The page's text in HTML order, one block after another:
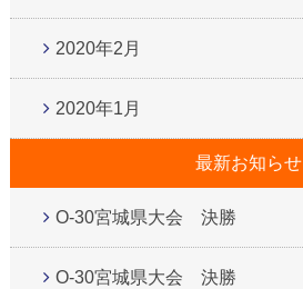
2020年2月
2020年1月
最新お知らせ
O-30宮城県大会 決勝
O-30宮城県大会 決勝